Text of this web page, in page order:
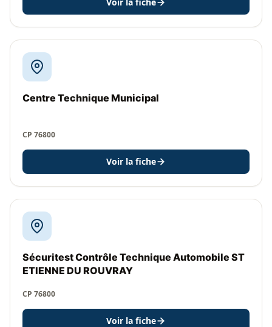
Centre Technique Municipal
CP 76800
Voir la fiche
Sécuritest Contrôle Technique Automobile ST
ETIENNE DU ROUVRAY
CP 76800
Voir la fiche